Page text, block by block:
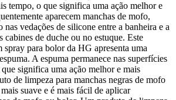
tempo, o que significa uma ação melhor e
aparecem manchas de mofo,
vedações de silicone entre a banheira e a
cabines de duche ou no estuque. Este
spray para bolor da HG apresenta uma
A espuma permanece nas superfícies
significa uma ação melhor e mais
de limpeza para manchas negras de mofo
suave e é mais fácil de aplicar